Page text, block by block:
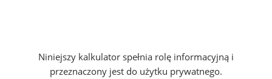
Niniejszy kalkulator spełnia rolę informacyjną i
przeznaczony jest do użytku prywatnego.